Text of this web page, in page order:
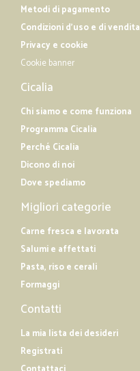
Metodi di pagamento
Condizioni d'uso e di vendita
Privacy e cookie
Cookie banner
Cicalia
Chi siamo e come funziona
Programma Cicalia
Perché Cicalia
Dicono di noi
Dove spediamo
Migliori categorie
Carne fresca e lavorata
Salumi e affettati
Pasta, riso e cerali
Formaggi
Contatti
La mia lista dei desideri
Registrati